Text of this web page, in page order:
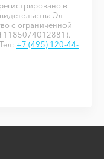
в
Эл
с ограниченной
+7 (495) 120-44-